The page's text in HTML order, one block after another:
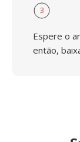
3
Espere o
então,